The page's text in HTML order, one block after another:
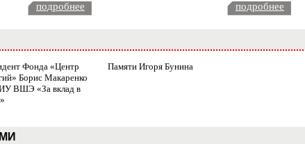
подробнее подробнее
Фонда «Центр
Борис Макаренко
ВШЭ «За вклад в
Памяти Игоря Бунина